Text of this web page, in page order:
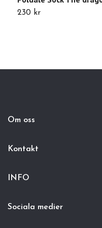
230 kr
Om oss
Kontakt
INFO
Sociala medier